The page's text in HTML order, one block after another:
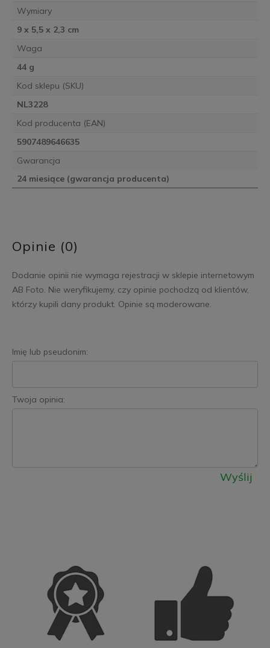
Wymiary
9 x 5,5 x 2,3 cm
Waga
44 g
Kod sklepu (SKU)
NL3228
Kod producenta (EAN)
5907489646635
Gwarancja
24 miesiące (gwarancja producenta)
Opinie (0)
Dodanie opinii nie wymaga rejestracji w sklepie internetowym
AB Foto. Nie weryfikujemy, czy opinie pochodzą od klientów,
którzy kupili dany produkt. Opinie są moderowane.
Imię lub pseudonim:
Twoja opinia:
Wyślij